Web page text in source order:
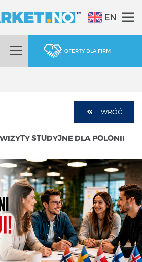
EN
OFERTY DLA FIRM
WRÓĆ
STUDYJNE DLA POLONII